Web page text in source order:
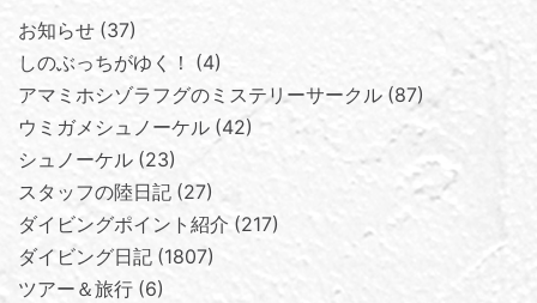
お知らせ 37
しのぶっちがゆく！
4
アマミホシゾラフグのミステリーサークル 87
ウミガメシュノーケル 42
シュノーケル 23
スタッフの陸日記 27
ダイビングポイント紹介 217
ダイビング日記 1807
ツアー＆旅行 6